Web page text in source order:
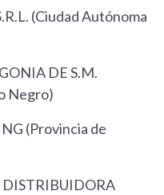
(Ciudad Autónoma
DE S.M.
Negro)
(Provincia de
DISTRIBUIDORA